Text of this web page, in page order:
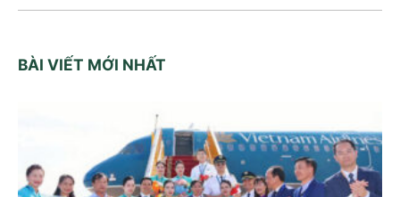
BÀI VIẾT MỚI NHẤT